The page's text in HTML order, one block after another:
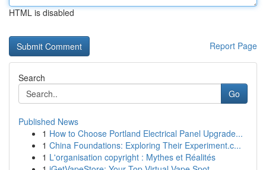
HTML is disabled
Report Page
Search
Go
Published News
1 How to Choose Portland Electrical Panel Upgrade...
1 China Foundations: Exploring Their Experiment.c...
1 L'organisation copyright : Mythes et Réalités